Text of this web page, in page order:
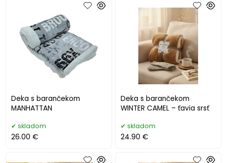
Deka s barančekom
MANHATTAN
skladom
26.00 €
Deka s barančekom
WINTER CAMEL – ťavia srsť
skladom
24.90 €